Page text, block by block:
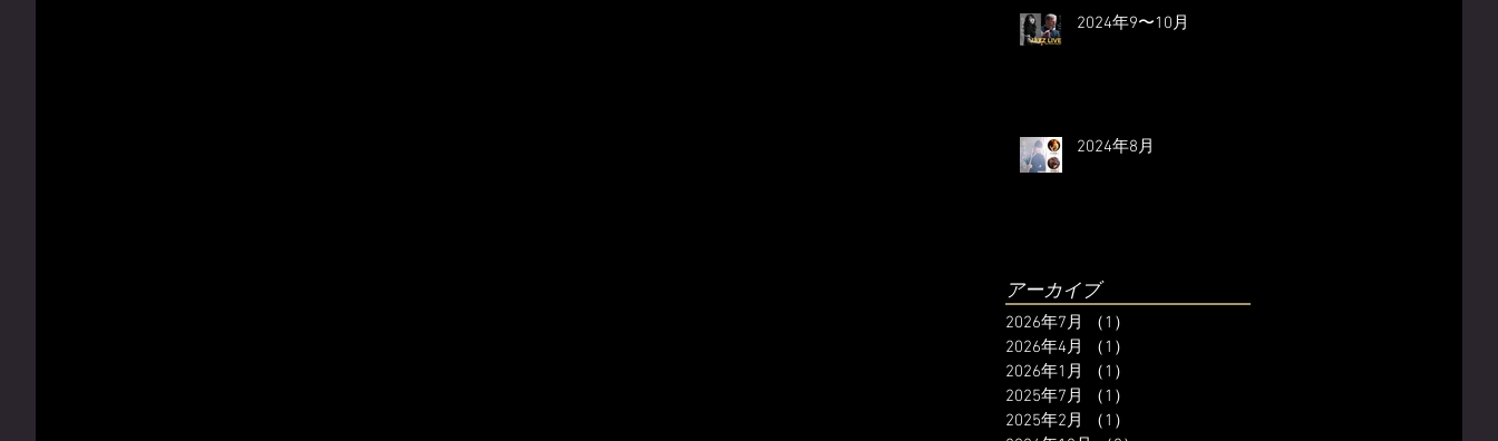
2024年9〜10月
2024年8月
アーカイブ
2026年7月 （1）
2026年4月
（1）
2026年1月
（1）
2025年7月
（1）
2025年2月
（1）